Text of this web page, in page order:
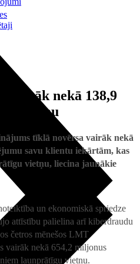
vairāk nekā 138,9
tīklā novērsa vairāk nekā
savu klientu iekārtām, kas
vietņu, liecina jaunākie
un ekonomiskā spriedze
attīstību palielina arī kiberdraudu
četros mēnešos LMT
vairāk nekā 654,2 miljonus
ļaunprātīgu vietņu.